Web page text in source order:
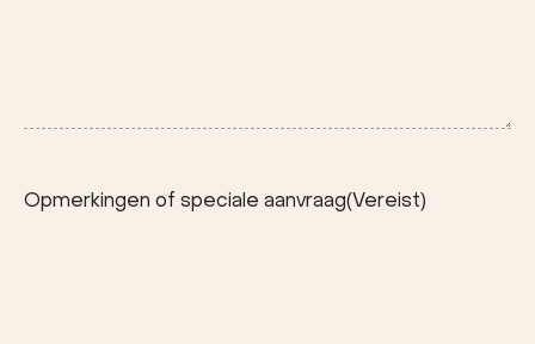
Opmerkingen of speciale aanvraag(Vereist)